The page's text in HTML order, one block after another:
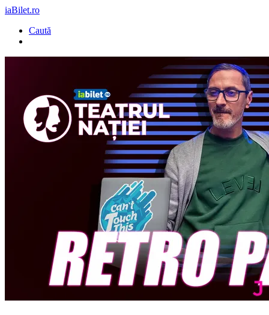
iaBilet.ro
Caută